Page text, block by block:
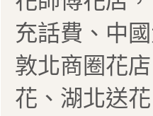
充話費、中
敦北商圈花
花、湖北送